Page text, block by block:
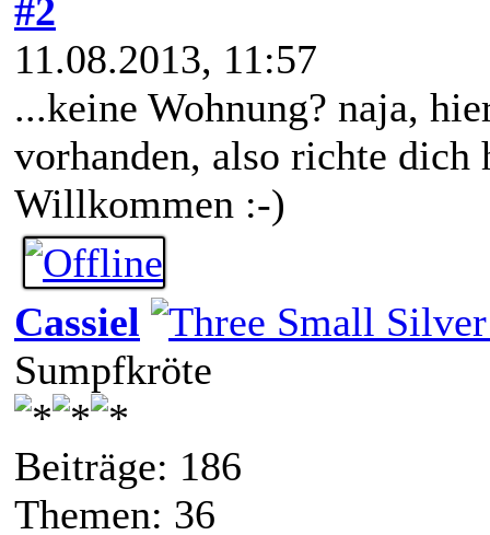
#2
11.08.2013, 11:57
...keine Wohnung? naja,
vorhanden, also richte
Willkommen :-)
Cassiel
Sumpfkröte
Beiträge: 186
Themen: 36